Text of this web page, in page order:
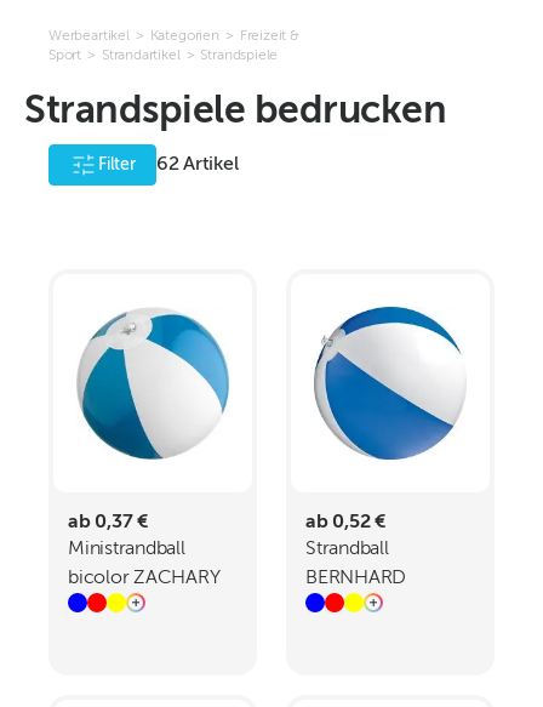
Werbeartikel > Kategorien >
Freizeit &
Sport > Strandartikel > Strandspiele
Strandspiele bedrucken
Filter 62Artikel
ab 0,37 €
Ministrandball
bicolor ZACHARY
ab 0,52 €
Strandball
BERNHARD